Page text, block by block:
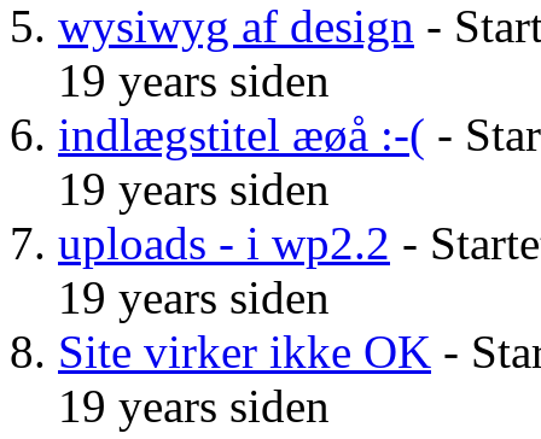
wysiwyg af design -
19 years siden
indlægstitel æøå :-( -
19 years siden
uploads - i wp2.2 -
19 years siden
Site virker ikke OK -
19 years siden